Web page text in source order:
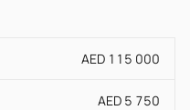
AED 115 000
AED 5 750